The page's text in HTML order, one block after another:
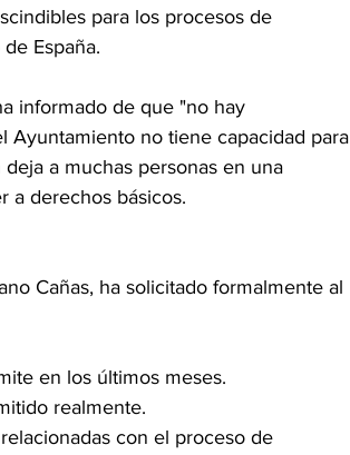
para los procesos de
España.
informado de que "no hay
Ayuntamiento no tiene capacidad para
a muchas personas en una
a derechos básicos.
Cañas, ha solicitado formalmente al
en los últimos meses.
realmente.
con el proceso de